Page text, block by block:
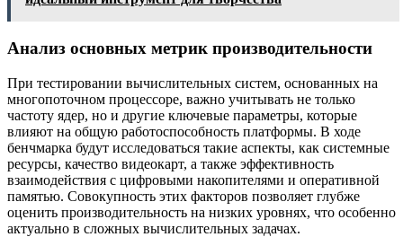
Анализ основных метрик производительности
При тестировании вычислительных систем, основанных на
многопоточном процессоре, важно учитывать не только
частоту ядер, но и другие ключевые параметры, которые
влияют на общую работоспособность платформы. В ходе
бенчмарка будут исследоваться такие аспекты, как системные
ресурсы, качество видеокарт, а также эффективность
взаимодействия с цифровыми накопителями и оперативной
памятью. Совокупность этих факторов позволяет глубже
оценить производительность на низких уровнях, что особенно
актуально в сложных вычислительных задачах.